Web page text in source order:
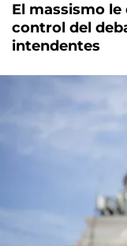
El massismo
control del
intendentes